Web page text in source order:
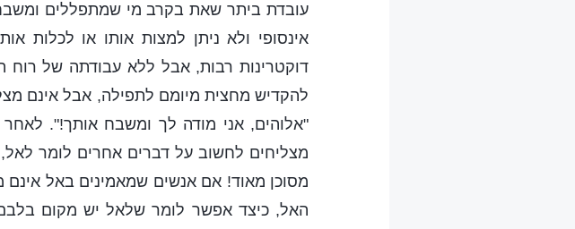
עובדת ביתר שאת בקרב מי שמתפללים
אינסופי ולא ניתן למצות אותו או לכלות
דוקטרינות רבות, אבל ללא עבודתה של רוח
להקדיש מחצית מיומם לתפילה, אבל אינם
"אלוהים, אני מודה לך ומשבח אותך!".
מצליחים לחשוב על דברים אחרים לומר
מסוכן מאוד! אם אנשים שמאמינים באל אינם
האל, כיצד אפשר לומר שלאל יש מקום